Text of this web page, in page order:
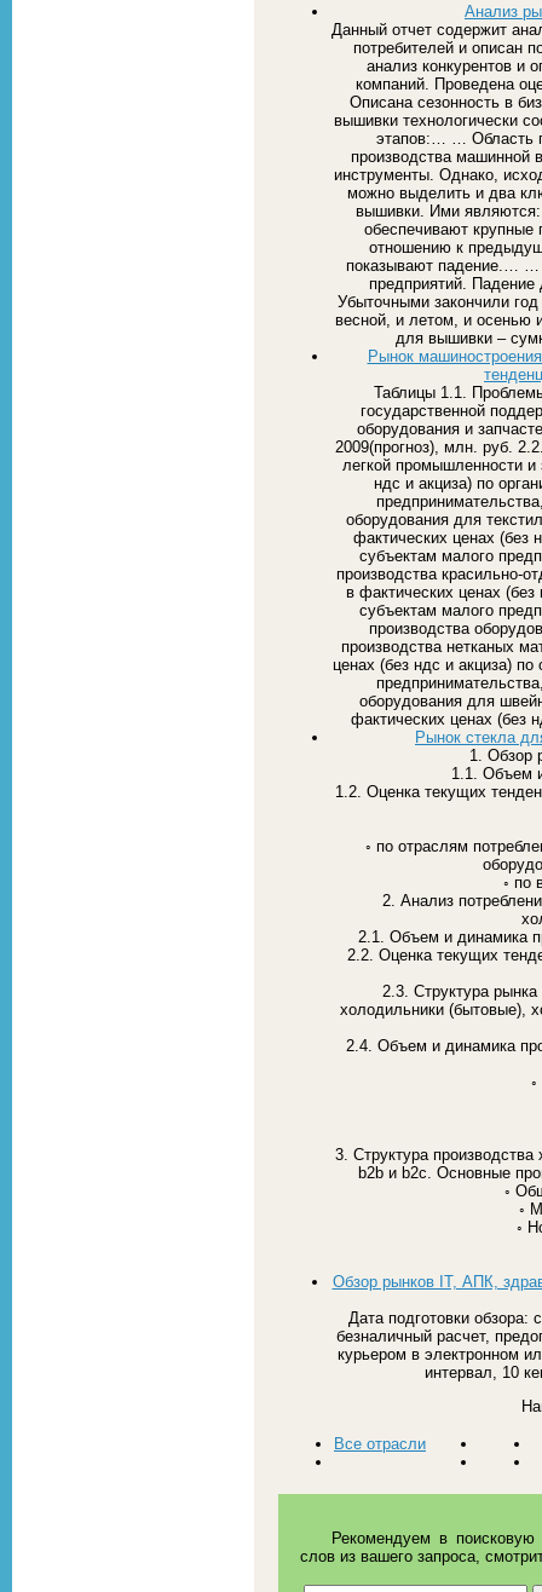
Анализ
Данный отчет содержит
потребителей и описан
анализ конкурентов и
компаний. Проведена
Описана сезонность в
вышивки технологически
этапов:… … Область
производства машинной
инструменты. Однако,
можно выделить и два
вышивки. Ими
обеспечивают крупные
отношению к
показывают падение.… …
предприятий.
Убыточными закончили
весной, и летом, и осенью
для вышивки –
Рынок
Таблицы 1.1.
государственной
оборудования и
2009(прогноз), млн. руб.
легкой промышленности и
ндс и акциза) по
оборудования для
фактических ценах (без
субъектам малого
производства красильно-
в фактических ценах
субъектам малого
производства
производства нетканых
ценах (без ндс и акциза)
оборудования для
фактических ценах (без
Рынок стекла
1. Обзор
1.1. Объем
1.2. Оценка текущих
◦ по отраслям
◦ по
2. Анализ
2.1. Объем и динамика
2.2. Оценка текущих
2.3. Структура
холодильники (бытовые),
2.4. Объем и динамика
3. Структура
b2b и b2c. Основные
◦
◦
◦
Обзор рынков IT, АПК,
Дата подготовки обзора:
безналичный расчет,
курьером в электронном
интервал, 10
Все отрасли
Рекомендуем в
слов из вашего запроса,